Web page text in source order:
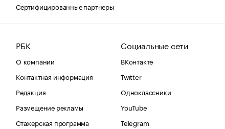
Сертифицированные партнеры
РБК
О компании
Контактная информация
Редакция
Размещение рекламы
Стажерская программа
Социальные сети
ВКонтакте
Twitter
Одноклассники
YouTube
Telegram